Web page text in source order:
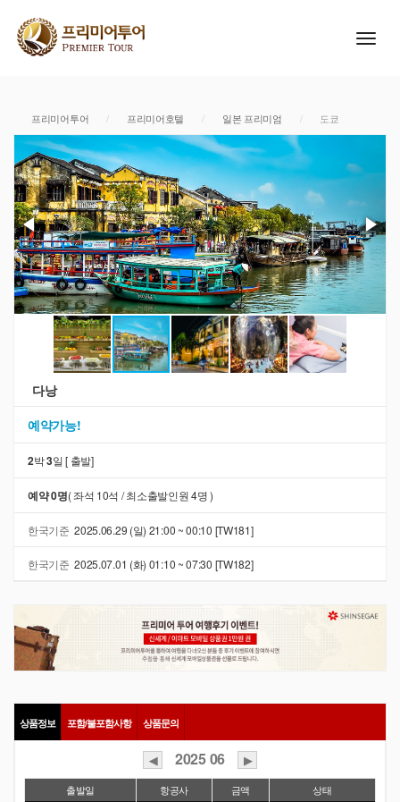
프리미어투어 / 프리미어호텔 / 일본 프리미엄 / 도쿄
다낭
예약가능!
2박3일 [출발]
예약 0명( 좌석 10석 / 최소출발인원 4명 )
한국기준 2025.06.29 (일) 21:00 ~ 00:10 [TW181]
한국기준 2025.07.01 (화) 01:10 ~ 07:30 [TW182]
상품정보 포함/불포함사항 상품문의
◀ 202506 ▶
출발일 항공사 금액
상태